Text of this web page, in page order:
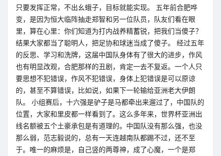
只要发挥正常，不出幺蛾子，目标就能实现。 五年前合肥哗
变，是因为恒大临阵抽走郑智和另一位队员，队友们看在眼
里，算在心里：你们知道为打内战养精蓄锐，把我们当傻子？
结果大家都当了聪明人，把足协和球迷当成了傻子。 经过五年
的反思、学习和洗牌，这届中国队身体有了很大的进步，作风
也有明显改观，合肥那样的丑剧，肯定一去不复返。一个人只
要思想不犯错误，作风不犯错误，身体上犯错误是可以原谅
的，甚至不算错误，比如说，如果下一轮输给亚洲老大伊朗
队。 小组赛后，十六强是驴子是马都牵出来遛过了，中国队的
位置，大家和里皮都一样看到了。这么多年来，世界杯亚洲出
线名额被五个土豪承包是有道理的。中国队没有那么强，也没
那么弱，范志毅说的，总有一天连越南队都踢不过，还不至
于。唯一的麻烦是，自己竖的两尊神，成了心魔，一个是郑